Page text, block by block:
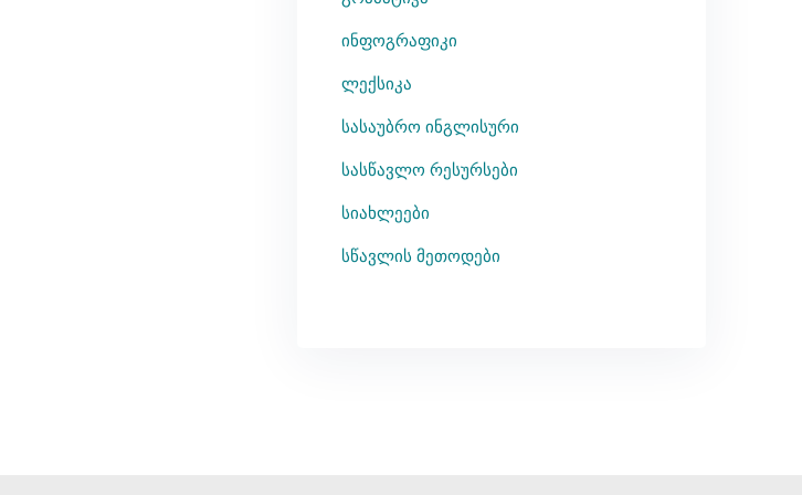
ინფოგრაფიკი
ლექსიკა
სასაუბრო ინგლისური
სასწავლო რესურსები
სიახლეები
სწავლის მეთოდები